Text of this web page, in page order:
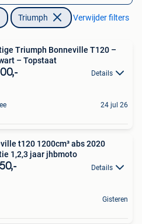
Triumph Verwijder filters
Triumph Bonneville T120 –
– Topstaat️
Details
24 jul 26
t120 1200cm³ abs 2020
1,2,3 jaar jhbmoto
Details
Gisteren